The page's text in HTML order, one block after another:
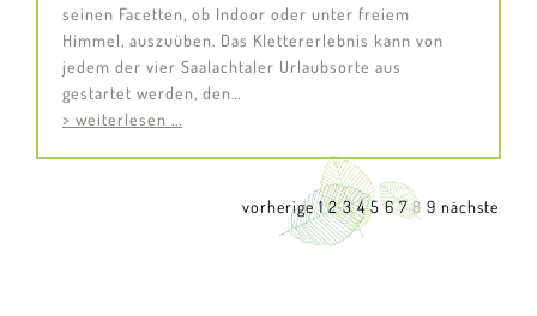
seinen Facetten, ob Indoor oder unter freiem
Himmel, auszuüben. Das Klettererlebnis kann von
jedem der vier Saalachtaler Urlaubsorte aus
gestartet werden, den…
> weiterlesen ...
vorherige 1 2 3 4 5 6 7 8 9 nächste